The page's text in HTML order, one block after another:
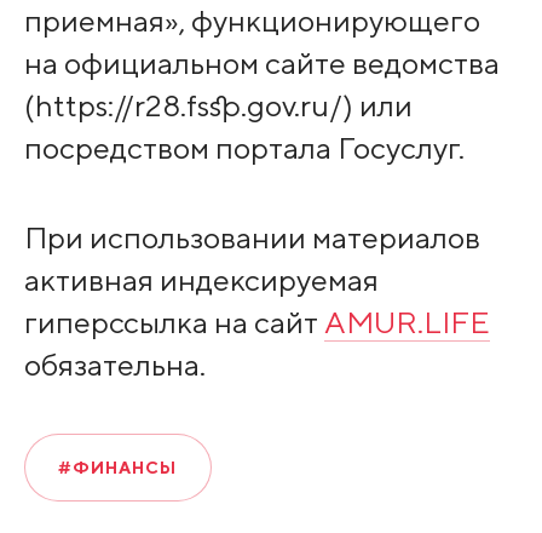
приемная», функционирующего
на официальном сайте ведомства
(https://r28.fssp.gov.ru/) или
посредством портала Госуслуг.
При использовании материалов
активная индексируемая
гиперссылка на сайт AMUR.LIFE
обязательна.
#ФИНАНСЫ